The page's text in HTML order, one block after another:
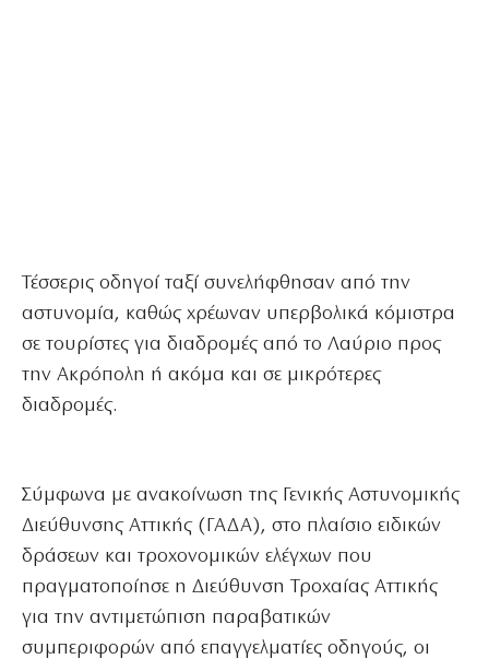
Τέσσερις οδηγοί ταξί συνελήφθησαν από την
αστυνομία, καθώς χρέωναν υπερβολικά κόμιστρα
σε τουρίστες για διαδρομές από το Λαύριο προς
την Ακρόπολη ή ακόμα και σε μικρότερες
διαδρομές.
Σύμφωνα με ανακοίνωση της Γενικής Αστυνομικής
Διεύθυνσης Αττικής (ΓΑΔΑ), στο πλαίσιο ειδικών
δράσεων και τροχονομικών ελέγχων που
πραγματοποίησε η Διεύθυνση Τροχαίας Αττικής
για την αντιμετώπιση παραβατικών
συμπεριφορών από επαγγελματίες οδηγούς, οι